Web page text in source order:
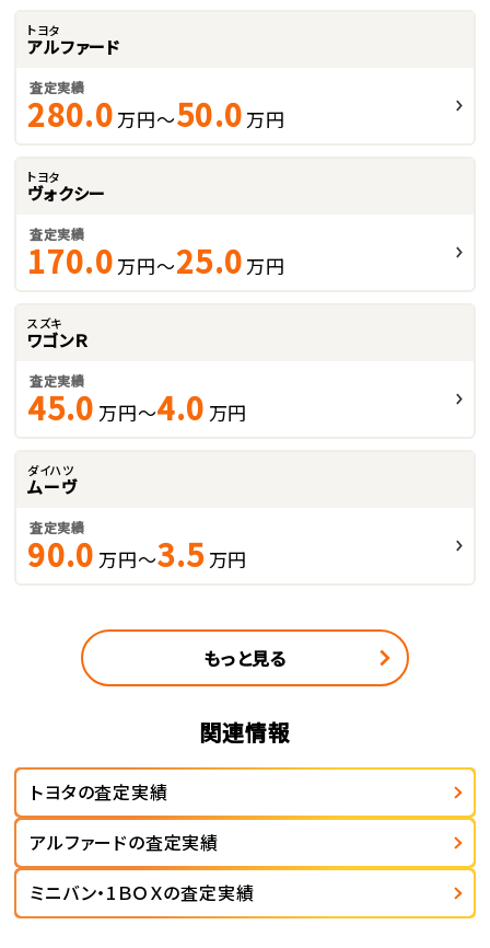
トヨタ
アルファード
査定実績
280.0 万円～50.0 万円
トヨタ
ヴォクシー
査定実績
170.0 万円～25.0 万円
スズキ
ワゴンＲ
査定実績
45.0 万円～4.0 万円
ダイハツ
ムーヴ
査定実績
90.0 万円～3.5 万円
もっと見る
関連情報
トヨタの査定実績
アルファードの査定実績
ミニバン・1ＢＯＸの査定実績